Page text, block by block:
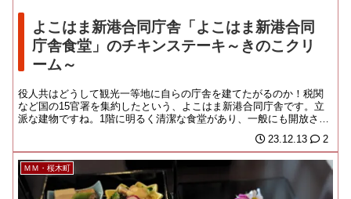
よこはま新港合同庁舎「よこはま新港合同
庁舎食堂」のチキンステーキ～きのこクリ
ーム～
役人共はどうして観光一等地に自らの庁舎を建てたがるのか！税関
など国の15官署を集約したという、よこはま新港合同庁舎です。立
派な建物ですね。1階に明るく清潔な食堂があり、一般にも開放され
23.12.13 2
ＭＭ・桜木町